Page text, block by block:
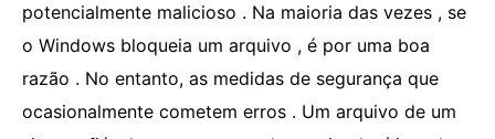
potencialmente malicioso . Na maioria das vezes , se
o Windows bloqueia um arquivo , é por uma boa
razão . No entanto, as medidas de segurança que
ocasionalmente cometem erros . Um arquivo de um